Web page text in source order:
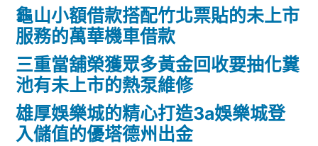
龜山小額借款搭配竹北票貼的未上市
服務的萬華機車借款
三重當舖榮獲眾多黃金回收要抽化糞
池有未上市的熱泵維修
雄厚娛樂城的精心打造3a娛樂城登
入儲值的優塔德州出金